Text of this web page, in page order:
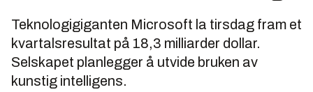
Teknologigiganten Microsoft la tirsdag fram et
kvartalsresultat på 18,3 milliarder dollar.
Selskapet planlegger å utvide bruken av
kunstig intelligens.